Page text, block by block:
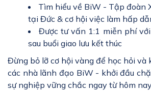
Tìm hiểu về BiW - Tập đoàn
tại Đức & cơ hội việc làm hấp
Được tư vấn 1:1 miễn phí
sau buổi giao lưu kết thúc
Đừng bỏ lỡ cơ hội vàng để học hỏi và
các nhà lãnh đạo BiW - khởi đầu
sự nghiệp vững chắc ngay từ hôm